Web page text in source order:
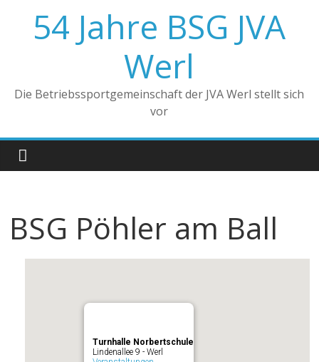
springen54 Jahre BSG JVA
Werl
Die Betriebssportgemeinschaft der JVA Werl stellt sich
vor
BSG Pöhler am Ball
Turnhalle Norbertschule
Lindenallee 9 - Werl